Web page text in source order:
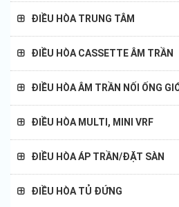
Điều hòa Nagakawa
Điều hòa Mitsubishi Eletric
Điều hòa Mitsubishi Heavy
Điều hòa Fujitsu
Điều hòa Trane
Điều hòa General
ĐIỀU HÒA TRUNG TÂM
ĐIỀU HÒA CASSETTE ÂM TRẦN
ĐIỀU HÒA ÂM TRẦN NỐI ỐNG
ĐIỀU HÒA MULTI, MINI VRF
ĐIỀU HÒA ÁP TRẦN/ĐẶT SÀN
ĐIỀU HÒA TỦ ĐỨNG